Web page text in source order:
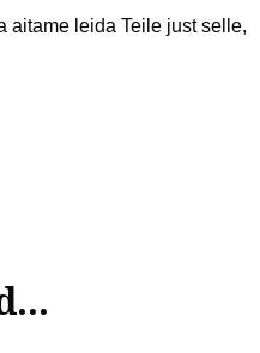
aitame leida Teile just selle,